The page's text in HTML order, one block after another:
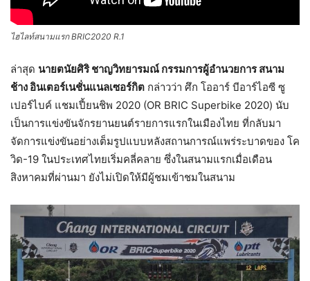
ไฮไลท์สนามแรก BRIC2020 R.1
ล่าสุด นายตนัยศิริ ชาญวิทยารมณ์ กรรมการผู้อำนวยการ สนาม
ช้าง อินเตอร์เนชั่นแนลเซอร์กิต กล่าวว่า ศึก โออาร์ บีอาร์ไอซี ซู
เปอร์ไบค์ แชมเปี้ยนชิพ 2020 (OR BRIC Superbike 2020) นับ
เป็นการแข่งขันจักรยานยนต์รายการแรกในเมืองไทย ที่กลับมา
จัดการแข่งขันอย่างเต็มรูปแบบหลังสถานการณ์แพร่ระบาดของ โค
วิด-19 ในประเทศไทยเริ่มคลี่คลาย ซึ่งในสนามแรกเมื่อเดือน
สิงหาคมที่ผ่านมา ยังไม่เปิดให้มีผู้ชมเข้าชมในสนาม